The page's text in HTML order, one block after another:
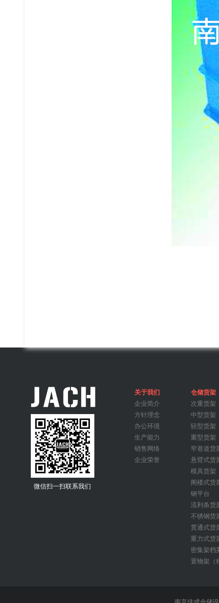
工作台桌
微信扫一扫联系我们
关于我们
企业简介
方针理念
办公环境
生产能力
销售网络
企业荣誉
仓储货架
次重货架
中型货架
轻型货架
重型货架
窄巷道货
悬臂式货
模具货架
阁楼式货
钢平台
流利条货
不锈钢货
贯通式货
重力式货
密集架档
置物架（